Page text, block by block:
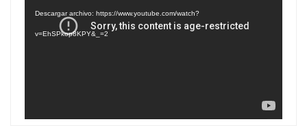
Descargar archivo: https://www.youtube.com/watch?
v=EhSPkop8KPY&_=2